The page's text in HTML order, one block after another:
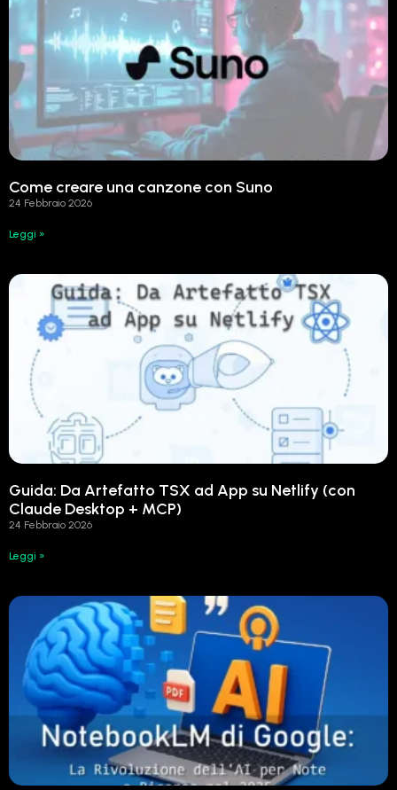
Come creare una canzone con Suno
24 Febbraio 2026
Leggi »
Guida: Da Artefatto TSX ad App su Netlify (con
Claude Desktop + MCP)
24 Febbraio 2026
Leggi »